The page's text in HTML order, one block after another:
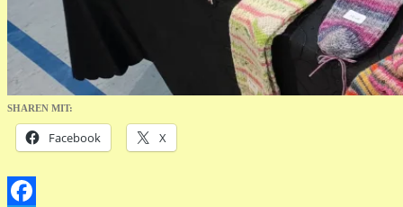
SHAREN MIT:
Facebook X